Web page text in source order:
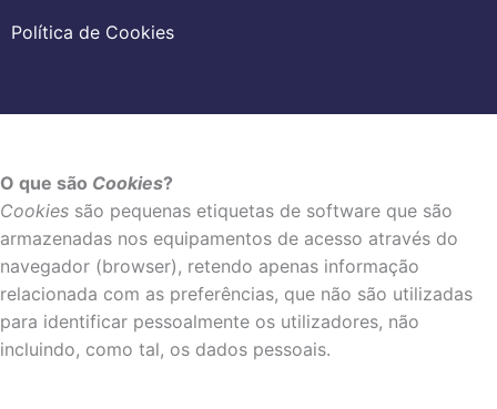
Política de Cookies
O que são Cookies?
Cookies são pequenas etiquetas de software que são
armazenadas nos equipamentos de acesso através do
navegador (browser), retendo apenas informação
relacionada com as preferências, que não são utilizadas
para identificar pessoalmente os utilizadores, não
incluindo, como tal, os dados pessoais.